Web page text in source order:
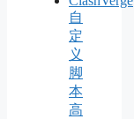
自
定
义
脚
本
高